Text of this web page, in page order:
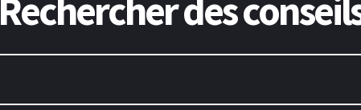
Rechercher des